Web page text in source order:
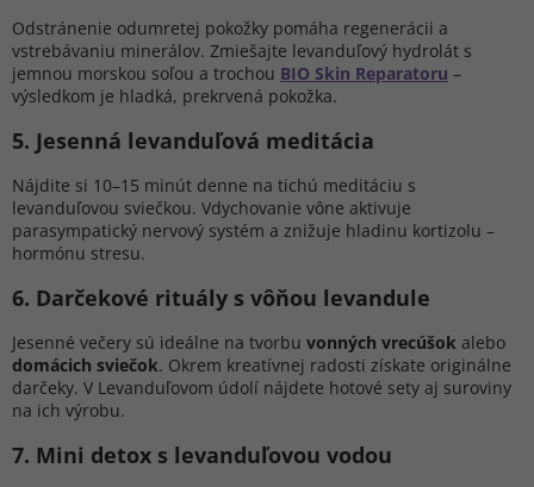
Odstránenie odumretej pokožky pomáha regenerácii a
vstrebávaniu minerálov. Zmiešajte levanduľový hydrolát s
jemnou morskou soľou a trochou BIO Skin Reparatoru –
výsledkom je hladká, prekrvená pokožka.
5️. Jesenná levanduľová meditácia
Nájdite si 10–15 minút denne na tichú meditáciu s
levanduľovou sviečkou. Vdychovanie vône aktivuje
parasympatický nervový systém a znižuje hladinu kortizolu –
hormónu stresu.
6️. Darčekové rituály s vôňou levandule
Jesenné večery sú ideálne na tvorbu vonných vrecúšok alebo
domácich sviečok. Okrem kreatívnej radosti získate originálne
darčeky. V Levanduľovom údolí nájdete hotové sety aj suroviny
na ich výrobu.
7️. Mini detox s levanduľovou vodou